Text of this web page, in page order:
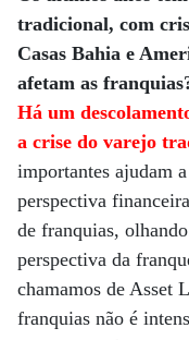
tradicional, com
Casas Bahia e
afetam as
Há um
a crise do varejo
importantes ajudam
perspectiva
de franquias,
perspectiva da
chamamos de Asset
franquias não é